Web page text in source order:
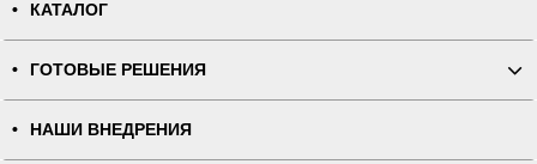
КАТАЛОГ
ГОТОВЫЕ РЕШЕНИЯ
НАШИ ВНЕДРЕНИЯ